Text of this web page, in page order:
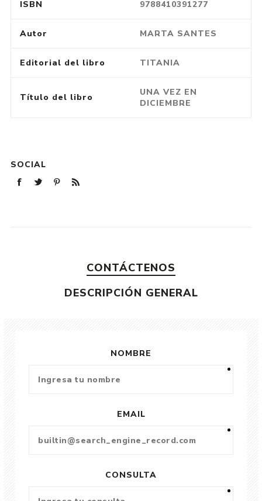
ISBN 9788410391277
Autor MARTA SANTES
Editorial del libro TITANIA
Título del libro
UNA VEZ EN
DICIEMBRE
SOCIAL
CONTÁCTENOS
DESCRIPCIÓN GENERAL
NOMBRE
EMAIL
CONSULTA